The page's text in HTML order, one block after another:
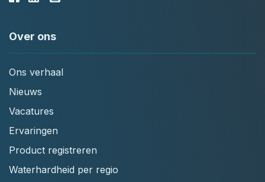
Over ons
Ons verhaal
Nieuws
Vacatures
Ervaringen
Product registreren
Waterhardheid per regio